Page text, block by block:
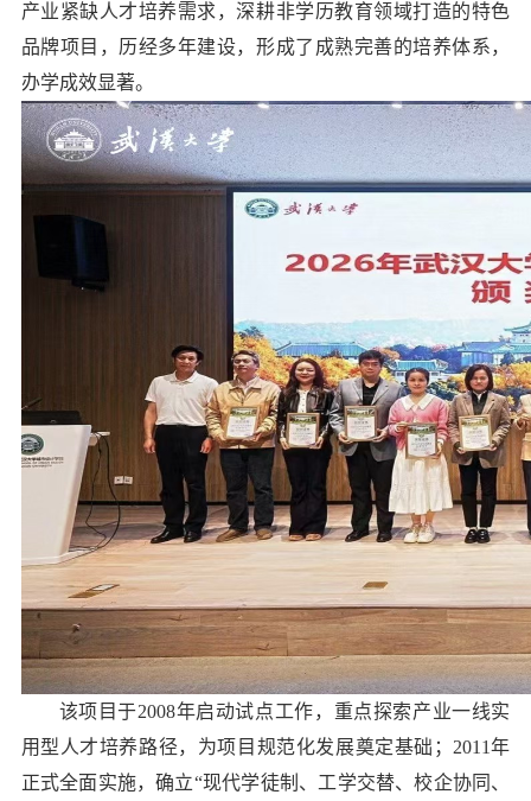
产业紧缺人才培养需求，深耕非学历教育领域打造的特色
品牌项目，历经多年建设，形成了成熟完善的培养体系，
办学成效显著。
该项目于2008年启动试点工作，重点探索产业一线实
用型人才培养路径，为项目规范化发展奠定基础；2011年
正式全面实施，确立“现代学徒制、工学交替、校企协同、